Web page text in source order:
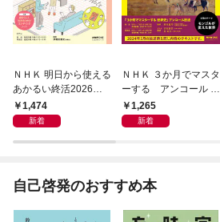
ＮＨＫ 明日から使える
あかるい終活2026年8
月～9月
1,474
新着
ＮＨＫ ３か月でマスタ
ーする アンコール 世
界史2026年8月
1,265
新着
自己啓発のおすすめ本